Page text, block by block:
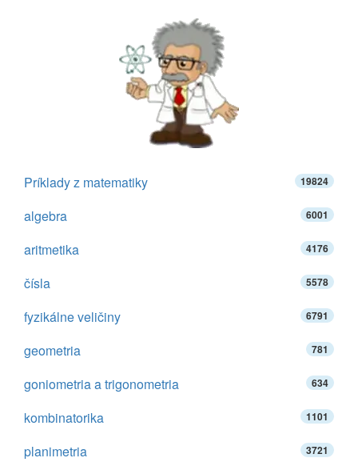
Príklady z matematiky 19824
algebra 6001
aritmetika 4176
čísla 5578
fyzikálne veličiny 6791
geometria 781
goniometria a trigonometria 634
kombinatorika 1101
planimetria 3721